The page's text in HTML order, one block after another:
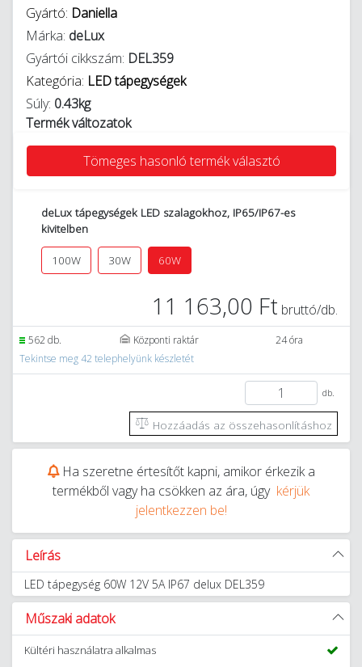
Gyártó: Daniella
Márka: deLux
Gyártói cikkszám: DEL359
Kategória: LED tápegységek
Súly: 0.43kg
Termék változatok
Tömeges hasonló termék választó
deLux tápegységek LED szalagokhoz, IP65/IP67-es
kivitelben
100W 30W 60W
11 163,00 Ft bruttó/db.
562 db. Központi raktár
24 óra
Tekintse meg 42 telephelyünk készletét
db.
Hozzáadás az összehasonlításhoz
Ha szeretne értesítőt kapni, amikor érkezik a
termékből vagy ha csökken az ára, úgy kérjük
jelentkezzen be!
Leírás
LED tápegység 60W 12V 5A IP67 delux DEL359
Műszaki adatok
Kültéri használatra alkalmas